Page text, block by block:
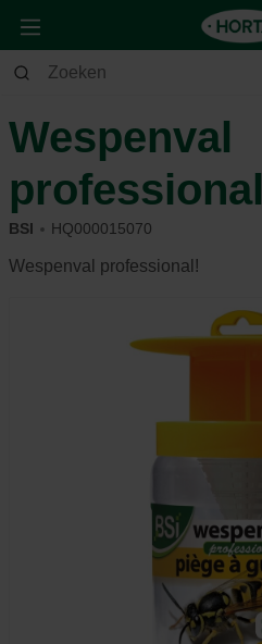
Huis & Deco
Wespenval
professional
BSI HQ000015070
Wespenval professional!